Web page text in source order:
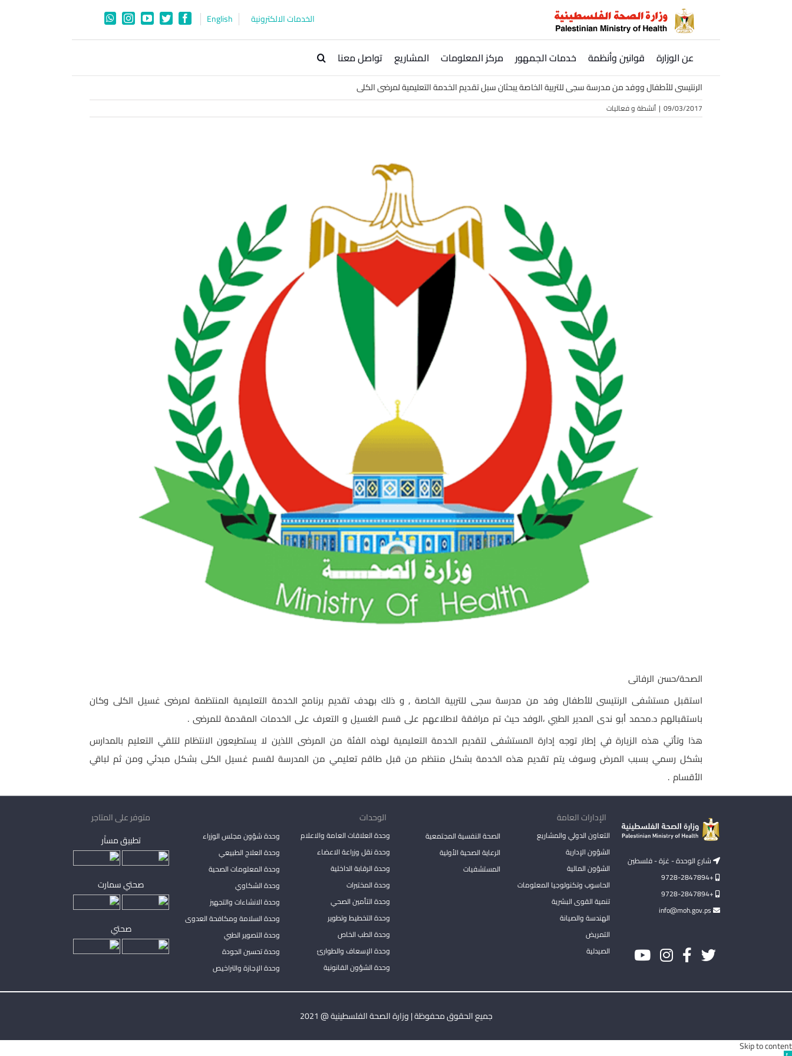
الخدمات الالكترونية English
Facebook
Twitter
YouTube
Instagram
WhatsApp
عن الوزارة قوانين وأنظمة خدمات الجمهور مركز المعلومات المشاريع تواصل معنا
الرنتيسى للأطفال ووفد من مدرسة سجى للتربية الخاصة يبحثان سبل تقديم الخدمة التعليمية لمرضى الكلى
09/03/2017
| أنشطة و فعاليات
الصحة/حسن الرفاتى
استقبل مستشفى الرنتيسى للأطفال وفد من مدرسة سجى للتربية الخاصة , و ذلك بهدف تقديم برنامج الخدمة التعليمية المنتظمة لمرضى غسيل الكلى وكان
باستقبالهم د.محمد أبو ندى المدير الطبي ،الوفد حيث تم مرافقة لاطلاعهم على قسم الغسيل و التعرف على الخدمات المقدمة للمرضى .
هذا وتأتي هذه الزيارة في إطار توجه إدارة المستشفى لتقديم الخدمة التعليمية لهذه الفئة من المرضى اللذين لا يستطيعون الانتظام لتلقي التعليم بالمدارس
بشكل رسمي بسبب المرض وسوف يتم تقديم هذه الخدمة بشكل منتظم من قبل طاقم تعليمي من المدرسة لقسم غسيل الكلى بشكل مبدئي ومن ثم لباقي
الأقسام .
شارع الوحدة - غزة - فلسطين
+9728-2847894
+9728-2847894
الإدارات العامة
التعاون الدولي والمشاريع
الشؤون الإدارية
الشؤون المالية
الحاسوب وتكنولوجيا المعلومات
تنمية القوى البشرية
الهندسة والصيانة
التمريض
الصيدلية
الصحة النفسية المجتمعية
الرعاية الصحية الأولية
المستشفيات
الوحدات
وحدة العلاقات العامة والاعلام
وحدة نقل وزراعة الاعضاء
وحدة الرقابة الداخلية
وحدة المختبرات
وحدة التأمين الصحي
وحدة التخطيط وتطوير
وحدة الطب الخاص
وحدة الإسعاف والطوارئ
وحدة الشؤون القانونية
وحدة شؤون مجلس الوزراء
وحدة العلاج الطبيعي
وحدة المعلومات الصحية
وحدة الشكاوي
وحدة الانشاءات والتجهيز
وحدة السلامة ومكافحة العدوى
وحدة التصوير الطبي
وحدة تحسين الجودة
وحدة الإجازة والتراخيص
متوفر على المتاجر
تطبيق مساْر
صحتي سمارت
صحتي
جميع الحقوق محفوظة | وزارة الصحة الفلسطينية @ 2021
Skip to content